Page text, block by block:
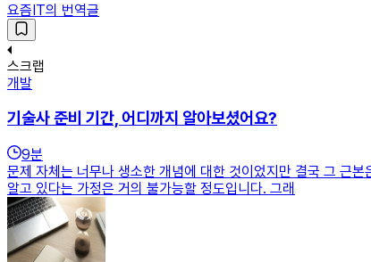
요즘IT의 번역글
스크랩
개발
기술사 준비 기간, 어디까지 알아보셨어요?
9분
문제 자체는 너무나 생소한 개념에 대한 것이었지만 결국 그 근
알고 있다는 가정은 거의 불가능할 정도입니다. 그래